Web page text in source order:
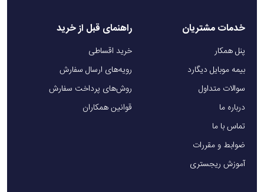
خدمات مشتریان
پنل همکار
بیمه موبایل دیگارد
سوالات متداول
درباره ما
تماس با ما
ضوابط و مقررات
آموزش ریجستری
راهنمای قبل از خرید
خرید اقساطی
رویه‌های ارسال سفارش
روش‌های پرداخت سفارش
قوانین همکاران